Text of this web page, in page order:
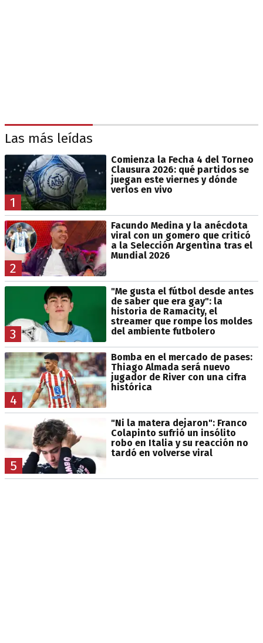
Las más leídas
1
Comienza la Fecha 4 del Torneo
Clausura 2026: qué partidos se
juegan este viernes y dónde
verlos en vivo
2
Facundo Medina y la anécdota
viral con un gomero que criticó
a la Selección Argentina tras el
Mundial 2026
3
"Me gusta el fútbol desde antes
de saber que era gay": la
historia de Ramacity, el
streamer que rompe los moldes
del ambiente futbolero
4
Bomba en el mercado de pases:
Thiago Almada será nuevo
jugador de River con una cifra
histórica
5
"Ni la matera dejaron": Franco
Colapinto sufrió un insólito
robo en Italia y su reacción no
tardó en volverse viral